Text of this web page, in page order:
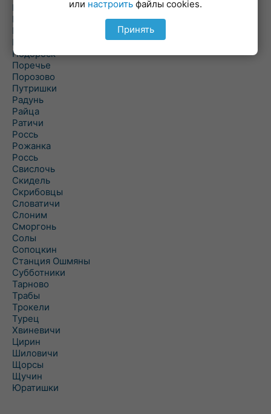
Погородно
Пограничный
Подлабенье
Подольцы
Подороск
Поречье
Порозово
Путришки
Радунь
Райца
Ратичи
Роcсь
Рожанка
Россь
Свислочь
Скидель
Скрибовцы
Словатичи
Слоним
Сморгонь
Солы
Сопоцкин
Станция Ошмяны
Субботники
Тарново
Трабы
Трокели
Турец
Хвиневичи
Цирин
Шиловичи
Щорсы
Щучин
Юратишки
или настроить файлы cookies.
Принять